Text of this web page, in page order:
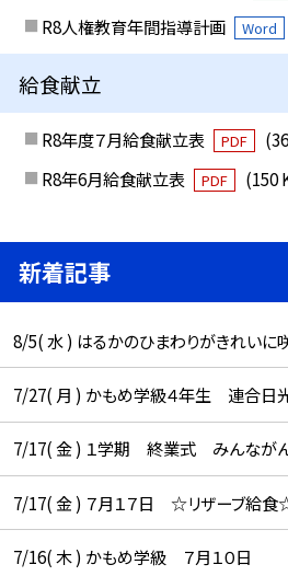
R8人権教育年間指導計画 Word
給食献立
R8年度７月給食献立表 PDF
R8年6月給食献立表
PDF (150
新着記事
8/5( 水 ) はるかのひまわりがきれいに
7/27( 月 ) かもめ学級４年生 連合日
7/17( 金 ) １学期 終業式 みんなが
7/17( 金 ) ７月１７日 ☆リザーブ給
7/16( 木 ) かもめ学級 ７月１０日